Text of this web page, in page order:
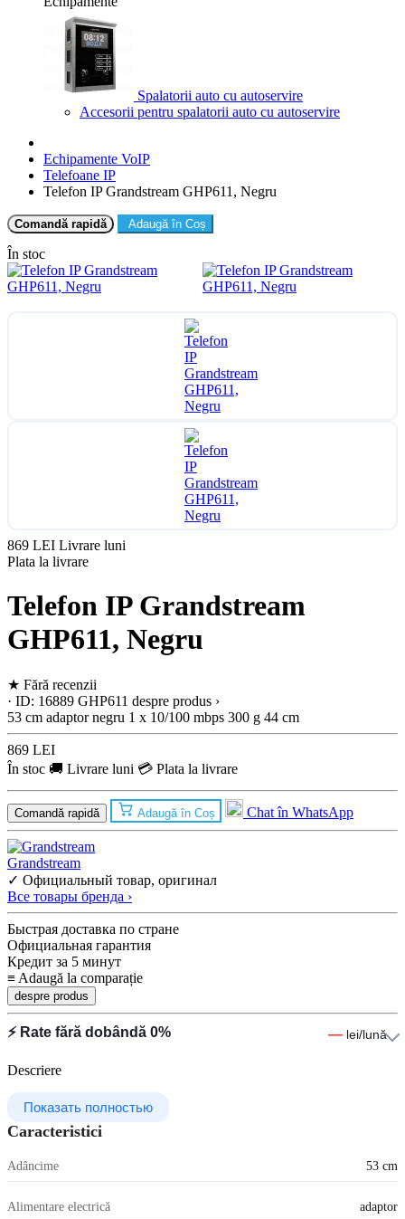
Spalatorii auto cu autoservire
Accesorii pentru spalatorii auto cu autoservire
Echipamente VoIP
Telefoane IP
Telefon IP Grandstream GHP611, Negru
Comandă rapidă Adaugă în Coș
În stoc
869 LEI Livrare luni
Plata la livrare
Telefon IP Grandstream
GHP611, Negru
★ Fără recenzii
· ID: 16889 GHP611 despre produs ›
53 cm adaptor negru 1 x 10/100 mbps 300 g 44 cm
869 LEI
În stoc 🚚 Livrare luni 💳 Plata la livrare
Comandă rapidă Adaugă în Coș Chat în WhatsApp
Grandstream
✓ Официальный товар, оригинал
Все товары бренда ›
Быстрая доставка по стране
Официальная гарантия
Кредит за 5 минут
≡ Adaugă la comparație
despre produs
⚡ Rate fără dobândă 0% — lei/lună
Descriere
Показать полностью
Caracteristici
Adâncime 53 cm
Alimentare electrică adaptor